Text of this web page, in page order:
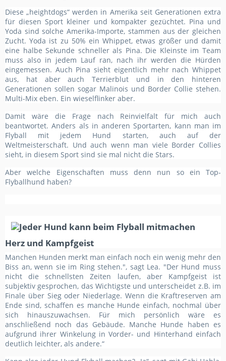
Diese „heightdogs“ werden in Amerika seit Generationen extra
für diesen Sport kleiner und kompakter gezüchtet. Pina und
Yoda sind solche Amerika-Importe, stammen aus der gleichen
Zucht. Yoda ist zu 50% ein Whippet, etwas größer und damit
eine halbe Sekunde schneller als Pina. Die Kleinste im Team
muss also in jedem Lauf ran, nach ihr werden die Hürden
eingemessen. Auch Pina sieht eigentlich mehr nach Whippet
aus, hat aber auch Terrierblut und in den hinteren
Generationen sollen sogar Malinois und Border Collie stehen.
Multi-Mix eben. Ein wieselflinker aber.
Damit wäre die Frage nach Reinvielfalt für mich auch
beantwortet. Anders als in anderen Sportarten, kann man im
Flyball mit jedem Hund starten, auch auf der
Weltmeisterschaft. Und auch wenn man viele Border Collies
sieht, in diesem Sport sind sie mal nicht die Stars.
Aber welche Eigenschaften muss denn nun so ein Top-
Flyballhund haben?
Herz und Kampfgeist
Manchen Hunden merkt man einfach noch ein wenig mehr den
Biss an, wenn sie im Ring stehen.", sagt Lea. "Der Hund muss
nicht die schnellsten Zeiten laufen, aber Kampfgeist ist
subjektiv gesprochen, das Wichtigste und unterscheidet z.B. im
Finale über Sieg oder Niederlage. Wenn die Kraftreserven am
Ende sind, schaffen es manche Hunde einfach, nochmal über
sich hinauszuwachsen. Für mich persönlich wäre es
anschließend noch das Gebäude. Manche Hunde haben es
aufgrund ihrer Winkelung in Vorder- und Hinterhand einfach
deutlich leichter, als andere.“